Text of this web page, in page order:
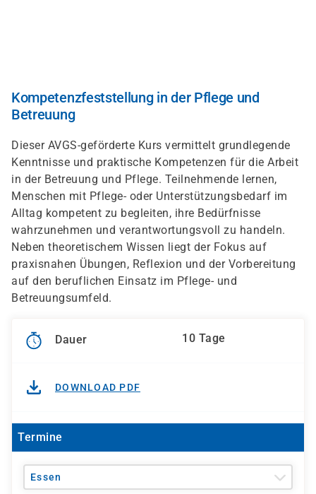
Kompetenzfeststellung in der Pflege und
Betreuung
Dieser AVGS-geförderte Kurs vermittelt grundlegende
Kenntnisse und praktische Kompetenzen für die Arbeit
in der Betreuung und Pflege. Teilnehmende lernen,
Menschen mit Pflege- oder Unterstützungsbedarf im
Alltag kompetent zu begleiten, ihre Bedürfnisse
wahrzunehmen und verantwortungsvoll zu handeln.
Neben theoretischem Wissen liegt der Fokus auf
praxisnahen Übungen, Reflexion und der Vorbereitung
auf den beruflichen Einsatz im Pflege- und
Betreuungsumfeld.
Dauer 10 Tage
DOWNLOAD PDF
Termine
Essen